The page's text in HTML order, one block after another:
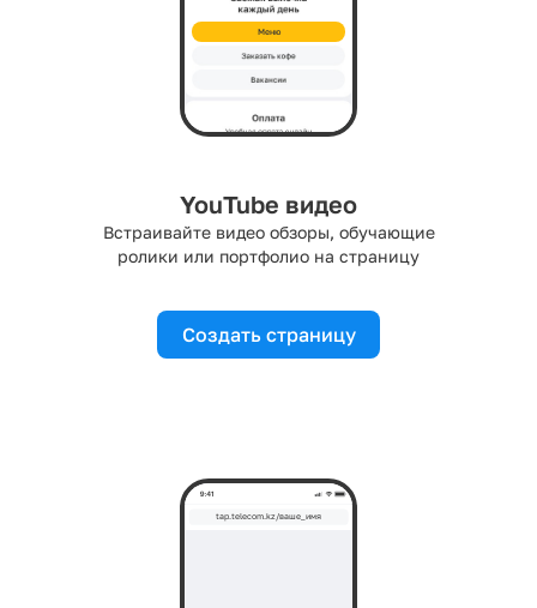
Меню
YouTube видео
Встраивайте видео обзоры, обучающие
ролики или портфолио на страницу
Создать страницу
tap.telecom.kz/ваше_имя